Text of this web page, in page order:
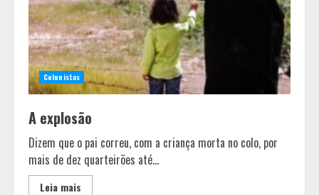
Colunistas
A explosão
Dizem que o pai correu, com a criança morta no colo, por
mais de dez quarteirões até...
Leia mais
Em ato pelo fim do feminicídio,
Cristo Redentor se iluminou na cor
laranja
A ordem dos alimentos importa.
Mas nem sempre da mesma forma